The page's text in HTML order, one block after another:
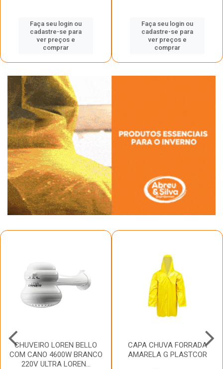
Faça seu login ou
cadastre-se para
ver preços e
comprar
Faça seu login ou
cadastre-se para
ver preços e
comprar
CHUVEIRO LOREN BELLO
COM CANO 4600W BRANCO
220V ULTRA LOREN...
CAPA CHUVA FORRADA
AMARELA G PLASTCOR